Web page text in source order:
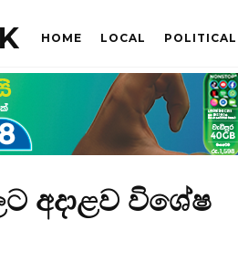
HOME LOCAL POLITICAL
අදාළව විශේෂ